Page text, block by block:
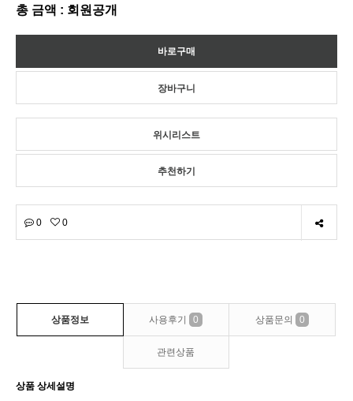
총 금액 : 회원공개
위시리스트
추천하기
0 0
상품정보 사용후기 0 상품문의 0
관련상품
상품 상세설명